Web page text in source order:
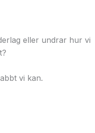
eller undrar hur vi
vi kan.